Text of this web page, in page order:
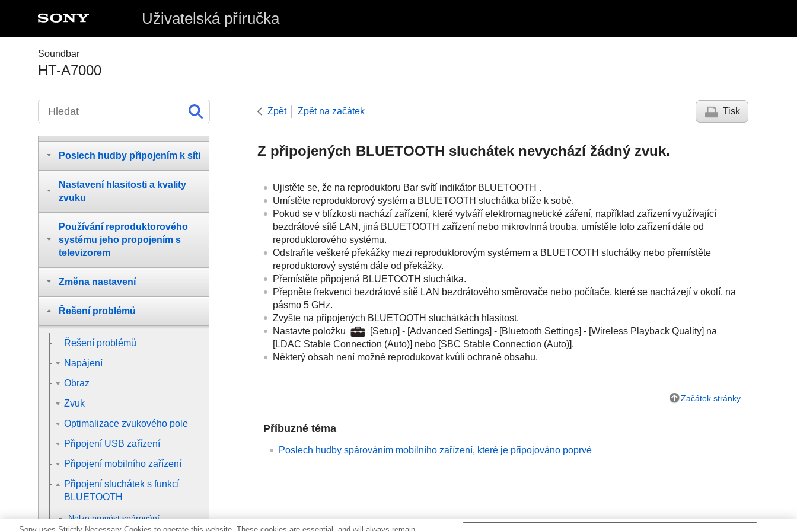
Uživatelská příručka
Soundbar
HT-A7000
Zpět Zpět na začátek Tisk
Z připojených BLUETOOTH sluchátek nevychází žádný zvuk.
Ujistěte se, že na reproduktoru Bar svítí indikátor BLUETOOTH .
Umístěte reproduktorový systém a BLUETOOTH sluchátka blíže k sobě.
Pokud se v blízkosti nachází zařízení, které vytváří elektromagnetické záření, například zařízení využívající
bezdrátové sítě LAN, jiná BLUETOOTH zařízení nebo mikrovlnná trouba, umístěte toto zařízení dále od
reproduktorového systému.
Odstraňte veškeré překážky mezi reproduktorovým systémem a BLUETOOTH sluchátky nebo přemístěte
reproduktorový systém dále od překážky.
Přemístěte připojená BLUETOOTH sluchátka.
Přepněte frekvenci bezdrátové sítě LAN bezdrátového směrovače nebo počítače, které se nacházejí v okolí, na
pásmo 5 GHz.
Zvyšte na připojených BLUETOOTH sluchátkách hlasitost.
Nastavte položku
[Setup] - [Advanced Settings] - [Bluetooth Settings] - [Wireless Playback Quality] na
[LDAC Stable Connection (Auto)] nebo [SBC Stable Connection (Auto)].
Některý obsah není možné reprodukovat kvůli ochraně obsahu.
Začátek stránky
Příbuzné téma
Poslech hudby spárováním mobilního zařízení, které je připojováno poprvé
Začínáme
Příprava
Sledování obrazu
Poslech hudby/zvuku
Poslech hudby připojením k síti
Nastavení hlasitosti a kvality
zvuku
Používání reproduktorového
systému jeho propojením s
televizorem
Změna nastavení
Řešení problémů
Řešení problémů
Napájení
Obraz
Zvuk
Optimalizace zvukového pole
Připojení USB zařízení
Připojení mobilního zařízení
Připojení sluchátek s funkcí
BLUETOOTH
Nelze provést spárování.